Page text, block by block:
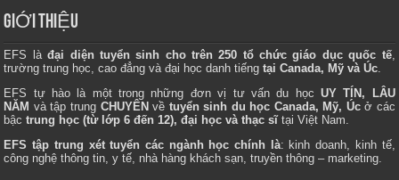
GIỚI THIỆU
EFS làđại diện tuyển sinh cho trên 250 tổ chức giáo dục quốc tế,
trường trung học, cao đẳng và đại học danh tiếng tại Canada, Mỹ và Úc.
EFS tự hào là một trong những đơn vị tư vấn du học UY TÍN, LÂU
NĂM và tập trung CHUYÊN về tuyển sinh du học Canada, Mỹ, Úcở các
bậctrung học (từ lớp 6 đến 12), đại học và thạc sĩtại Việt Nam.
EFS tập trung xét tuyển các ngành học chính là: kinh doanh, kinh tế,
công nghệ thông tin, y tế, nhà hàng khách sạn, truyền thông – marketing.